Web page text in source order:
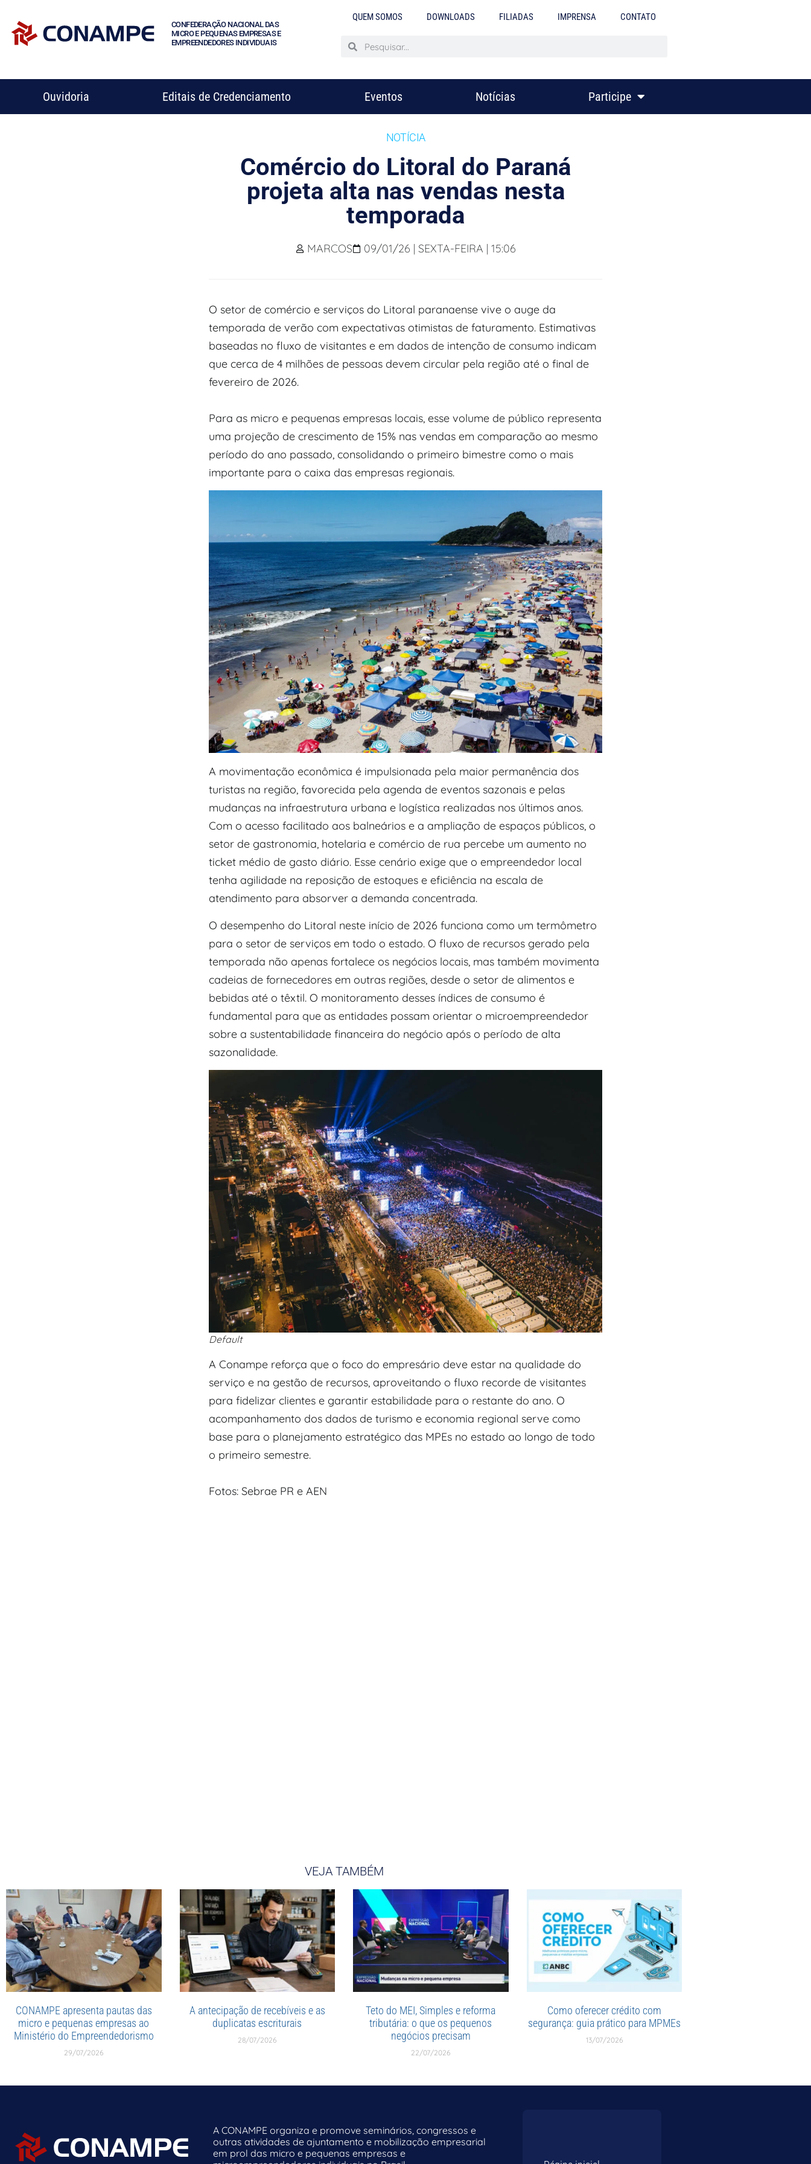
CONFEDERAÇÃO NACIONAL DAS
MICRO E PEQUENAS EMPRESAS E
EMPREENDEDORES INDIVIDUAIS
QUEM SOMOS DOWNLOADS FILIADAS IMPRENSA CONTATO
Ouvidoria Editais de Credenciamento Eventos Notícias Participe
NOTÍCIA
Comércio do Litoral do Paraná
projeta alta nas vendas nesta
temporada
MARCOS 09/01/26 | SEXTA-FEIRA | 15:06
O setor de comércio e serviços do Litoral paranaense vive o auge da
temporada de verão com expectativas otimistas de faturamento. Estimativas
baseadas no fluxo de visitantes e em dados de intenção de consumo indicam
que cerca de 4 milhões de pessoas devem circular pela região até o final de
fevereiro de 2026.
Para as micro e pequenas empresas locais, esse volume de público representa
uma projeção de crescimento de 15% nas vendas em comparação ao mesmo
período do ano passado, consolidando o primeiro bimestre como o mais
importante para o caixa das empresas regionais.
A movimentação econômica é impulsionada pela maior permanência dos
turistas na região, favorecida pela agenda de eventos sazonais e pelas
mudanças na infraestrutura urbana e logística realizadas nos últimos anos.
Com o acesso facilitado aos balneários e a ampliação de espaços públicos, o
setor de gastronomia, hotelaria e comércio de rua percebe um aumento no
ticket médio de gasto diário. Esse cenário exige que o empreendedor local
tenha agilidade na reposição de estoques e eficiência na escala de
atendimento para absorver a demanda concentrada.
O desempenho do Litoral neste início de 2026 funciona como um termômetro
para o setor de serviços em todo o estado. O fluxo de recursos gerado pela
temporada não apenas fortalece os negócios locais, mas também movimenta
cadeias de fornecedores em outras regiões, desde o setor de alimentos e
bebidas até o têxtil. O monitoramento desses índices de consumo é
fundamental para que as entidades possam orientar o microempreendedor
sobre a sustentabilidade financeira do negócio após o período de alta
sazonalidade.
Default
A Conampe reforça que o foco do empresário deve estar na qualidade do
serviço e na gestão de recursos, aproveitando o fluxo recorde de visitantes
para fidelizar clientes e garantir estabilidade para o restante do ano. O
acompanhamento dos dados de turismo e economia regional serve como
base para o planejamento estratégico das MPEs no estado ao longo de todo
o primeiro semestre.
Fotos: Sebrae PR e AEN
VEJA TAMBÉM
CONAMPE apresenta pautas das
micro e pequenas empresas ao
Ministério do Empreendedorismo
29/07/2026
A antecipação de recebíveis e as
duplicatas escriturais
28/07/2026
Teto do MEI, Simples e reforma
tributária: o que os pequenos
negócios precisam
22/07/2026
Como oferecer crédito com
segurança: guia prático para MPMEs
13/07/2026
A CONAMPE organiza e promove seminários, congressos e
outras atividades de ajuntamento e mobilização empresarial
em prol das micro e pequenas empresas e